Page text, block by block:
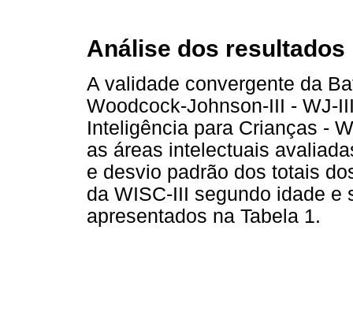
Análise dos resultados
A validade convergente da
Woodcock-Johnson-III - WJ-
Inteligência para Crianças -
as áreas intelectuais
e desvio padrão dos totais
da WISC-III segundo idade
apresentados na Tabela 1.